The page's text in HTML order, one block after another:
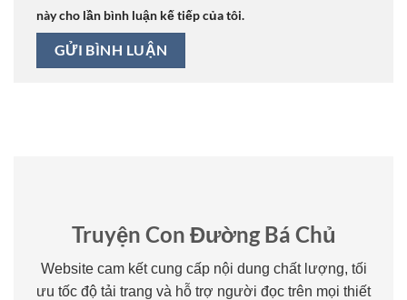
này cho lần bình luận kế tiếp của tôi.
Truyện Con Đường Bá Chủ
Website cam kết cung cấp nội dung chất lượng, tối
ưu tốc độ tải trang và hỗ trợ người đọc trên mọi thiết